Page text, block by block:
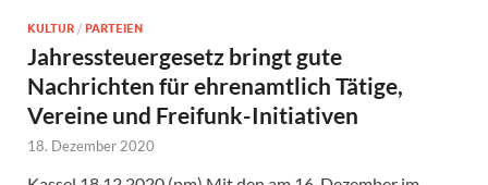
KULTUR / PARTEIEN
Jahressteuergesetz bringt gute
Nachrichten für ehrenamtlich Tätige,
Vereine und Freifunk-Initiativen
18. Dezember 2020